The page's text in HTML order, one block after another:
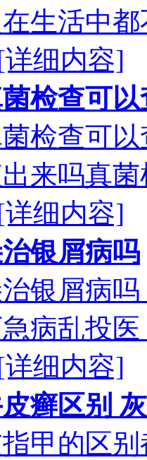
生活中
细内容]
检查可
检查可
来吗真
细内容]
银屑病吗
银屑病
病乱投
细内容]
癣区别
甲的区